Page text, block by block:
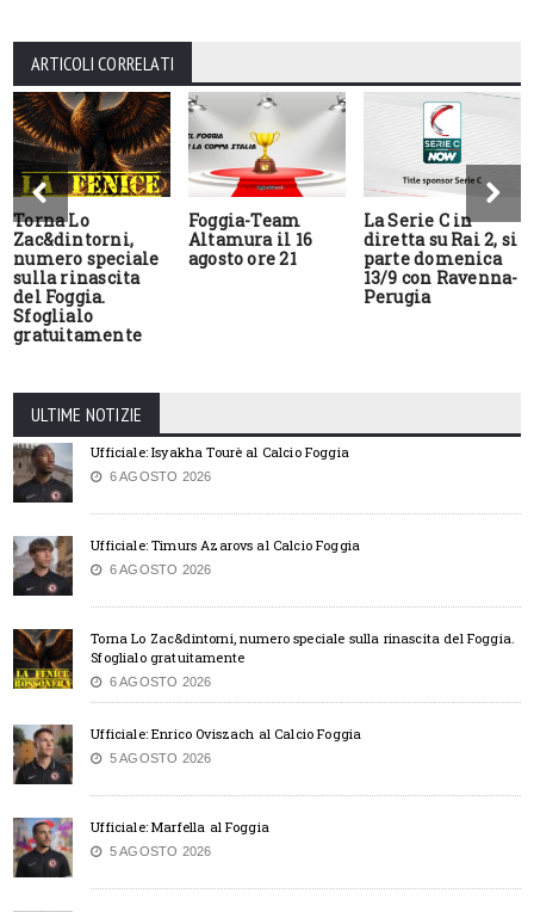
ARTICOLI CORRELATI
Torna Lo
Zac&dintorni,
numero speciale
sulla rinascita
del Foggia.
Sfoglialo
gratuitamente
Foggia-Team
Altamura il 16
agosto ore 21
La Serie C in
diretta su Rai 2, si
parte domenica
13/9 con Ravenna-
Perugia
ULTIME NOTIZIE
Ufficiale: Isyakha Tourè al Calcio Foggia
6 AGOSTO 2026
Ufficiale: Timurs Azarovs al Calcio Foggia
6 AGOSTO 2026
Torna Lo Zac&dintorni, numero speciale sulla rinascita del Foggia.
Sfoglialo gratuitamente
6 AGOSTO 2026
Ufficiale: Enrico Oviszach al Calcio Foggia
5 AGOSTO 2026
Ufficiale: Marfella al Foggia
5 AGOSTO 2026